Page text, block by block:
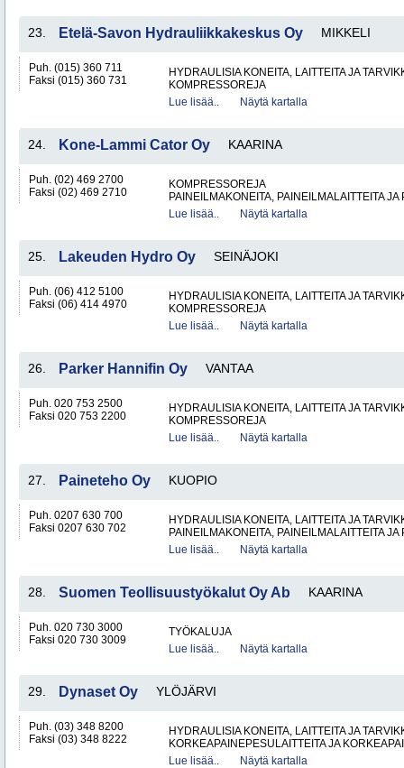
23. Etelä-Savon Hydrauliikkakeskus Oy MIKKELI
Puh. (015) 360 711
Faksi (015) 360 731
HYDRAULISIA KONEITA, LAITTEITA JA
KOMPRESSOREJA
Lue lisää..
Näytä kartalla
24. Kone-Lammi Cator Oy KAARINA
Puh. (02) 469 2700
Faksi (02) 469 2710
KOMPRESSOREJA
PAINEILMAKONEITA, PAINEILMALAITTEITA
Lue lisää..
Näytä kartalla
25. Lakeuden Hydro Oy SEINÄJOKI
Puh. (06) 412 5100
Faksi (06) 414 4970
HYDRAULISIA KONEITA, LAITTEITA JA
KOMPRESSOREJA
Lue lisää..
Näytä kartalla
26. Parker Hannifin Oy VANTAA
Puh. 020 753 2500
Faksi 020 753 2200
HYDRAULISIA KONEITA, LAITTEITA JA
KOMPRESSOREJA
Lue lisää..
Näytä kartalla
27. Paineteho Oy KUOPIO
Puh. 0207 630 700
Faksi 0207 630 702
HYDRAULISIA KONEITA, LAITTEITA JA
PAINEILMAKONEITA, PAINEILMALAITTEITA
Lue lisää..
Näytä kartalla
28. Suomen Teollisuustyökalut Oy Ab KAARINA
Puh. 020 730 3000
Faksi 020 730 3009
TYÖKALUJA
Lue lisää..
Näytä kartalla
29. Dynaset Oy YLÖJÄRVI
Puh. (03) 348 8200
Faksi (03) 348 8222
HYDRAULISIA KONEITA, LAITTEITA JA
KORKEAPAINEPESULAITTEITA JA
Lue lisää..
Näytä kartalla